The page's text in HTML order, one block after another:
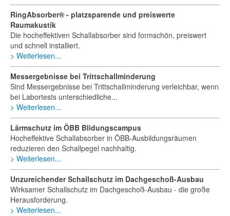
RingAbsorber® - platzsparende und preiswerte
Raumakustik
Die hocheffektiven Schallabsorber sind formschön, preiswert
und schnell installiert.
Weiterlesen...
Messergebnisse bei Trittschallminderung
Sind Messergebnisse bei Trittschallminderung verleichbar, wenn
bei Labortests unterschiedliche...
Weiterlesen...
Lärmschutz im ÖBB Blidungscampus
Hocheffektive Schallabsorber in ÖBB-Ausbildungsräumen
reduzieren den Schallpegel nachhaltig.
Weiterlesen...
Unzureichender Schallschutz im Dachgeschoß-Ausbau
Wirksamer Schallschutz im Dachgeschoß-Ausbau - die große
Herausforderung.
Weiterlesen...